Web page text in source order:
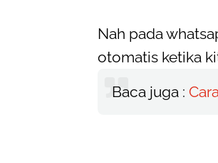
Nah pada
otomatis ketika
Baca juga :